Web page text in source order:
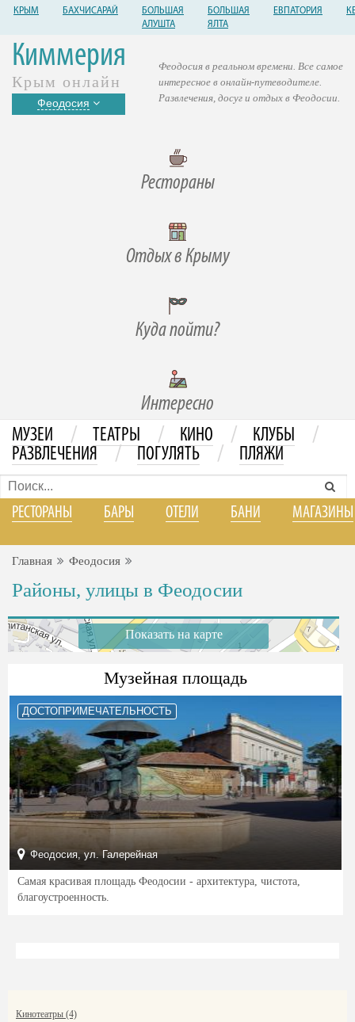
КРЫМ БАХЧИСАРАЙ
БОЛЬШАЯ
АЛУШТА
БОЛЬШАЯ
ЯЛТА
ЕВПАТОРИЯ
Киммерия
Крым онлайн
Феодосия
Рестораны
Отдых в Крыму
Куда пойти?
Интересно
Феодосия в реальном времени. Все самое
интересное в онлайн-путеводителе.
Развлечения, досуг и отдых в Феодосии.
МУЗЕИ / ТЕАТРЫ / КИНО / КЛУБЫ /
РАЗВЛЕЧЕНИЯ / ПОГУЛЯТЬ / ПЛЯЖИ
РЕСТОРАНЫ БАРЫ ОТЕЛИ БАНИ МАГАЗИНЫ
Главная Феодосия
Районы, улицы в Феодосии
Показать на карте
Музейная площадь
ДОСТОПРИМЕЧАТЕЛЬНОСТЬ
Феодосия, ул. Галерейная
Самая красивая площадь Феодосии - архитектура, чистота,
благоустроенность.
Кинотеатры (4)